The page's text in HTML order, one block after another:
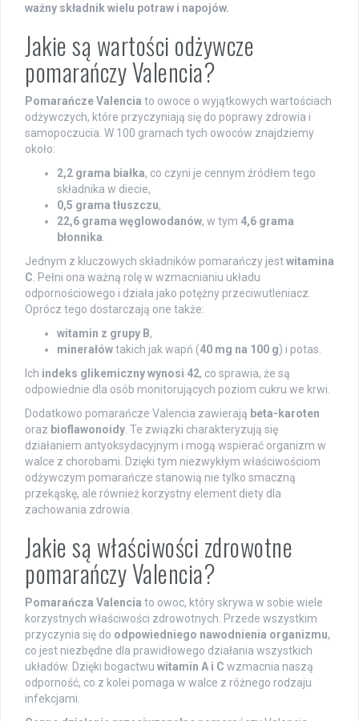
ważny składnik wielu potraw i napojów.
Jakie są wartości odżywcze
pomarańczy Valencia?
Pomarańcze Valencia to owoce o wyjątkowych wartościach
odżywczych, które przyczyniają się do poprawy zdrowia i
samopoczucia. W 100 gramach tych owoców znajdziemy
około:
2,2 grama białka, co czyni je cennym źródłem tego
składnika w diecie,
0,5 grama tłuszczu,
22,6 grama węglowodanów, w tym 4,6 grama
błonnika
Jednym z kluczowych składników pomarańczy jestwitamina
C . Pełni ona ważną rolę w wzmacnianiu układu
odpornościowego i działa jako potężny przeciwutleniacz.
Oprócz tego dostarczają one także:
witamin z grupy B,
minerałówtakich jak wapń (40 mg na 100 g) i potas.
Ich indeks glikemiczny wynosi 42, co sprawia, że są
odpowiednie dla osób monitorujących poziom cukru we krwi.
Dodatkowo pomarańcze Valencia zawierają beta-karoten
oraz bioflawonoidy . Te związki charakteryzują się
działaniem antyoksydacyjnym i mogą wspierać organizm w
walce z chorobami. Dzięki tym niezwykłym właściwościom
odżywczym pomarańcze stanowią nie tylko smaczną
przekąskę, ale również korzystny element diety dla
zachowania zdrowia.
Jakie są właściwości zdrowotne
pomarańczy Valencia?
Pomarańcza Valencia to owoc, który skrywa w sobie wiele
korzystnych właściwości zdrowotnych. Przede wszystkim
przyczynia się do odpowiedniego nawodnienia organizmu,
co jest niezbędne dla prawidłowego działania wszystkich
układów. Dzięki bogactwu witamin A i C wzmacnia naszą
odporność, co z kolei pomaga w walce z różnego rodzaju
infekcjami.